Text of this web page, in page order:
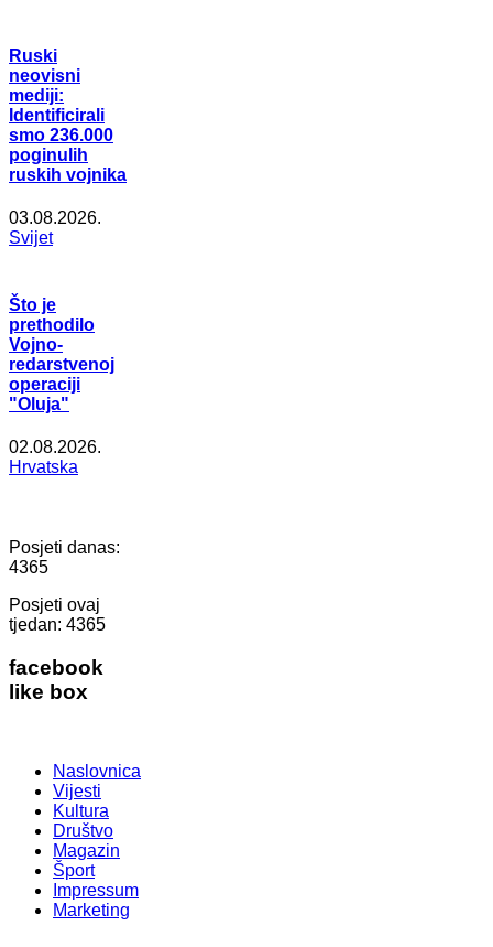
Ruski
neovisni
mediji:
Identificirali
smo 236.000
poginulih
ruskih vojnika
03.08.2026.
Svijet
Što je
prethodilo
Vojno-
redarstvenoj
operaciji
"Oluja"
02.08.2026.
Hrvatska
Posjeti danas:
4365
Posjeti ovaj
tjedan: 4365
facebook
like box
Naslovnica
Vijesti
Kultura
Društvo
Magazin
Šport
Impressum
Marketing